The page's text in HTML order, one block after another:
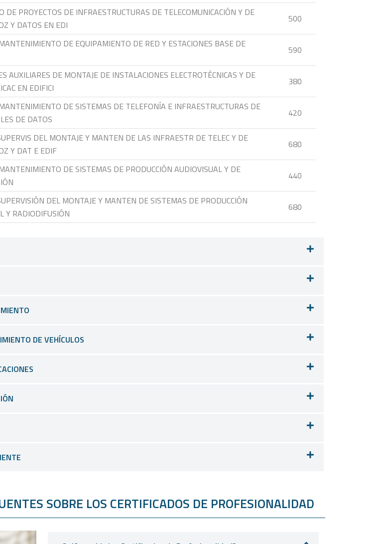
DE PROYECTOS DE INFRAESTRUCTURAS DE TELECOMUNICACIÓN Y DE
Y DATOS EN EDI
500
DE EQUIPAMIENTO DE RED Y ESTACIONES BASE DE
590
AUXILIARES DE MONTAJE DE INSTALACIONES ELECTROTÉCNICAS Y DE
EN EDIFICI
380
DE SISTEMAS DE TELEFONÍA E INFRAESTRUCTURAS DE
DE DATOS
420
DEL MONTAJE Y MANTEN DE LAS INFRAESTR DE TELEC Y DE
Y DAT E EDIF
680
DE SISTEMAS DE PRODUCCIÓN AUDIOVISUAL Y DE
440
DEL MONTAJE Y MANTEN DE SISTEMAS DE PRODUCCIÓN
Y RADIODIFUSIÓN
680
DE VEHÍCULOS
SOBRE LOS CERTIFICADOS DE PROFESIONALIDAD​​